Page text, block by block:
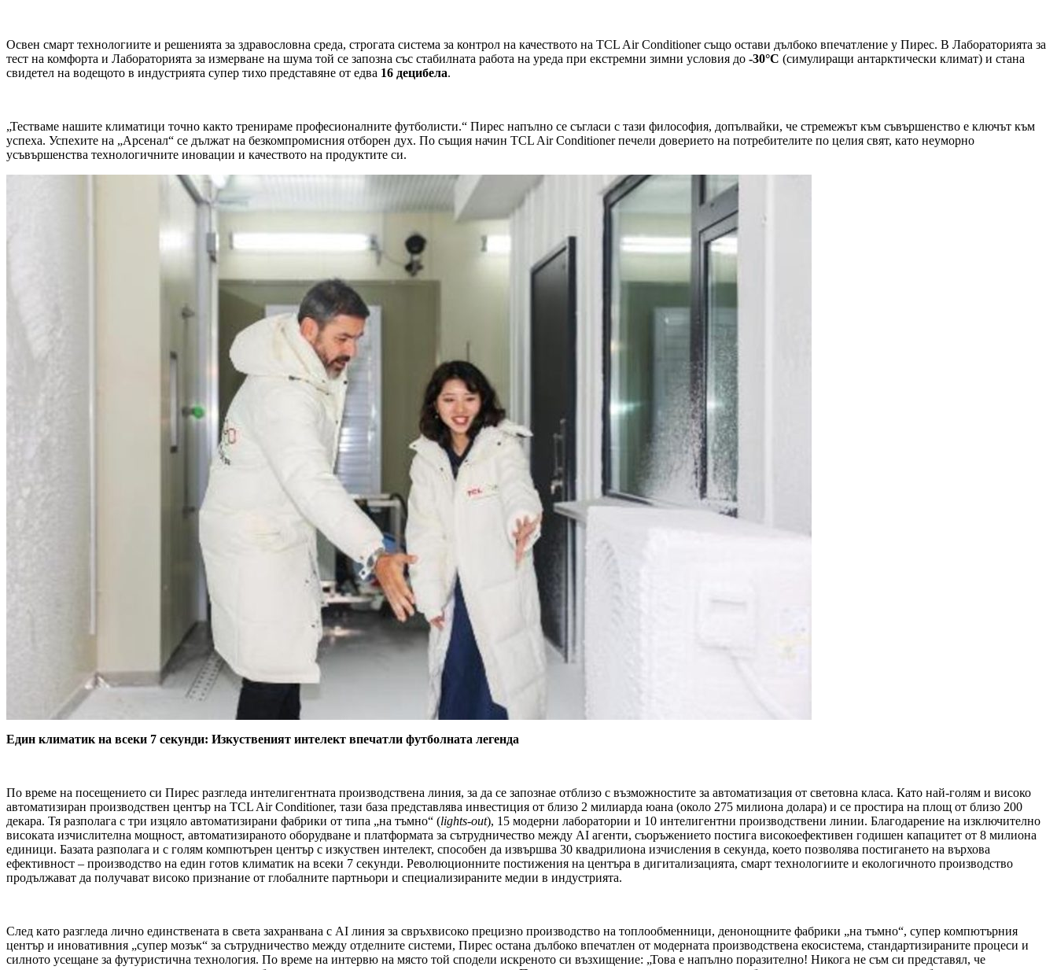
Освен смарт технологиите и решенията за здравословна среда, строгата система за контрол на качеството на TCL Air Conditioner също остави дълбоко впечатление у Пирес. В Лабораторията за
тест на комфорта и Лабораторията за измерване на шума той се запозна със стабилната работа на уреда при екстремни зимни условия до -30°C (симулиращи антарктически климат) и стана
свидетел на водещото в индустрията супер тихо представяне от едва 16 децибела.
„Тестваме нашите климатици точно както тренираме професионалните футболисти.“ Пирес напълно се съгласи с тази философия, допълвайки, че стремежът към съвършенство е ключът към
успеха. Успехите на „Арсенал“ се дължат на безкомпромисния отборен дух. По същия начин TCL Air Conditioner печели доверието на потребителите по целия свят, като неуморно
усъвършенства технологичните иновации и качеството на продуктите си.
Един климатик на всеки 7 секунди: Изкуственият интелект впечатли футболната легенда
По време на посещението си Пирес разгледа интелигентната производствена линия, за да се запознае отблизо с възможностите за автоматизация от световна класа. Като най-голям и високо
автоматизиран производствен център на TCL Air Conditioner, тази база представлява инвестиция от близо 2 милиарда юана (около 275 милиона долара) и се простира на площ от близо 200
декара. Тя разполага с три изцяло автоматизирани фабрики от типа „на тъмно“ (lights-out), 15 модерни лаборатории и 10 интелигентни производствени линии. Благодарение на изключително
високата изчислителна мощност, автоматизираното оборудване и платформата за сътрудничество между AI агенти, съоръжението постига високоефективен годишен капацитет от 8 милиона
единици. Базата разполага и с голям компютърен център с изкуствен интелект, способен да извършва 30 квадрилиона изчисления в секунда, което позволява постигането на върхова
ефективност – производство на един готов климатик на всеки 7 секунди. Революционните постижения на центъра в дигитализацията, смарт технологиите и екологичното производство
продължават да получават високо признание от глобалните партньори и специализираните медии в индустрията.
След като разгледа лично единствената в света захранвана с AI линия за свръхвисоко прецизно производство на топлообменници, денонощните фабрики „на тъмно“, супер компютърния
център и иновативния „супер мозък“ за сътрудничество между отделните системи, Пирес остана дълбоко впечатлен от модерната производствена екосистема, стандартизираните процеси и
силното усещане за футуристична технология. По време на интервю на място той сподели искреното си възхищение: „Това е напълно поразително! Никога не съм си представял, че